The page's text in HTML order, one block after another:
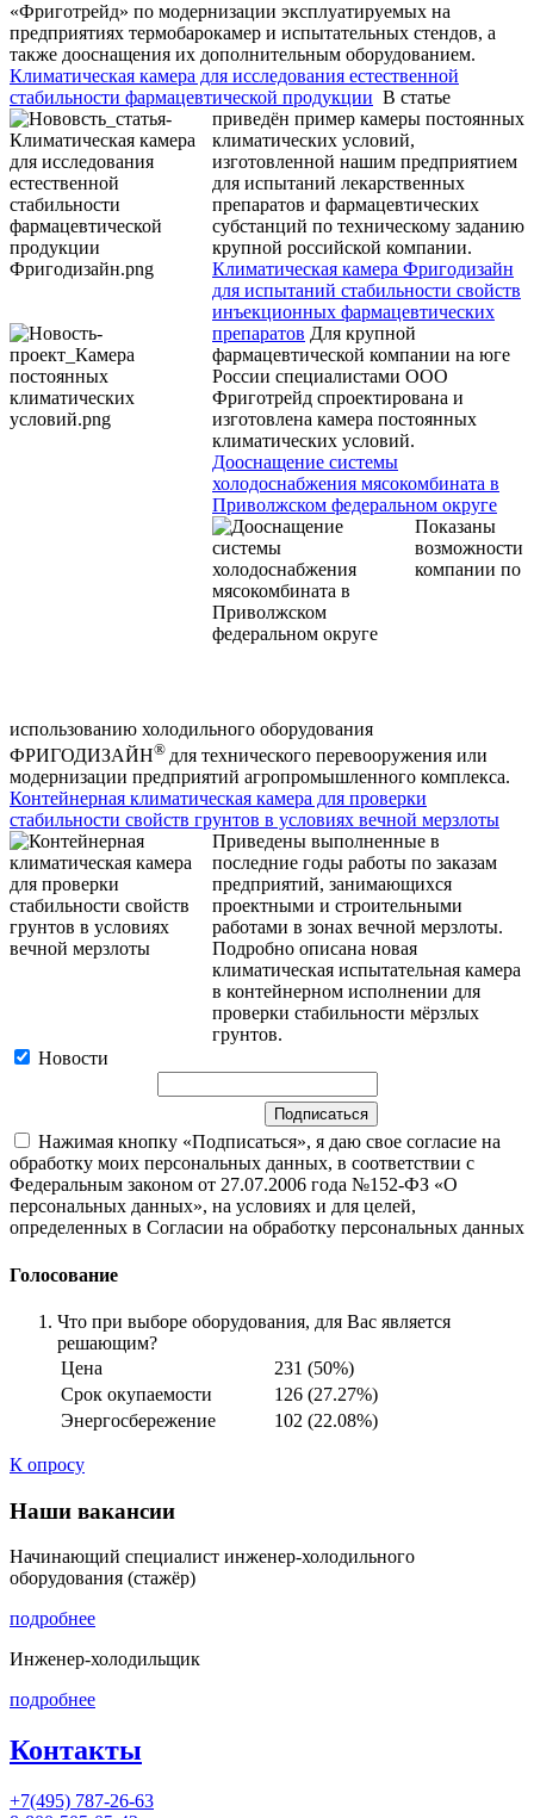
«Фриготрейд» по модернизации эксплуатируемых на
предприятиях термобарокамер и испытательных стендов, а
также дооснащения их дополнительным оборудованием.
Климатическая камера для исследования естественной
стабильности фармацевтической продукции В статье
приведён пример камеры постоянных
климатических условий,
изготовленной нашим предприятием
для испытаний лекарственных
препаратов и фармацевтических
субстанций по техническому заданию
крупной российской компании.
Климатическая камера Фригодизайн
для испытаний стабильности свойств
инъекционных фармацевтических
препаратов Для крупной
фармацевтической компании на юге
России специалистами ООО
Фриготрейд спроектирована и
изготовлена камера постоянных
климатических условий.
Дооснащение системы
холодоснабжения мясокомбината в
Приволжском федеральном округе
Показаны
возможности
компании по
использованию холодильного оборудования
ФРИГОДИЗАЙН® для технического перевооружения или
модернизации предприятий агропромышленного комплекса.
Контейнерная климатическая камера для проверки
стабильности свойств грунтов в условиях вечной мерзлоты
Приведены выполненные в
последние годы работы по заказам
предприятий, занимающихся
проектными и строительными
работами в зонах вечной мерзлоты.
Подробно описана новая
климатическая испытательная камера
в контейнерном исполнении для
проверки стабильности мёрзлых
грунтов.
Новости
Нажимая кнопку «Подписаться», я даю свое согласие на
обработку моих персональных данных, в соответствии с
Федеральным законом от 27.07.2006 года №152-ФЗ «О
персональных данных», на условиях и для целей,
определенных в Согласии на обработку персональных данных
Голосование
Что при выборе оборудования, для Вас является
решающим?
Цена
231 (50%)
Срок окупаемости
126 (27.27%)
Энергосбережение
102 (22.08%)
К опросу
Наши вакансии
Начинающий специалист инженер-холодильного
оборудования (стажёр)
подробнее
Инженер-холодильщик
подробнее
Контакты
+7(495) 787-26-63